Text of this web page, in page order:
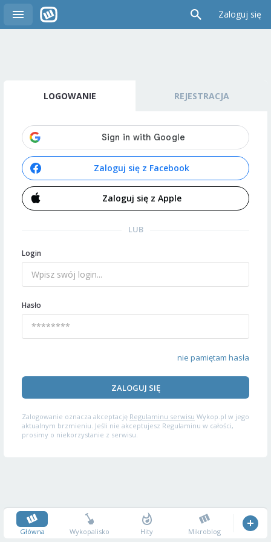
Zaloguj się
LOGOWANIE REJESTRACJA
Zaloguj się z Facebook
Zaloguj się z Apple
LUB
Login
Hasło
nie pamiętam hasła
ZALOGUJ SIĘ
Zalogowanie oznacza akceptację Regulaminu serwisu Wykop.pl w jego
aktualnym brzmieniu. Jeśli nie akceptujesz Regulaminu w całości,
prosimy o niekorzystanie z serwisu.
Główna Wykopalisko Hity Mikroblog